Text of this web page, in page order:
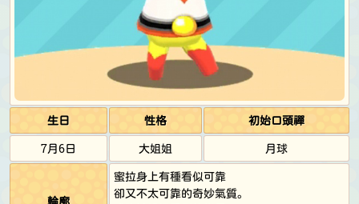
生日 性格
初始口頭禪
7月6日
大姐姐 月球
蜜拉身上有種看似可靠
卻又不太可靠的奇妙氣質。